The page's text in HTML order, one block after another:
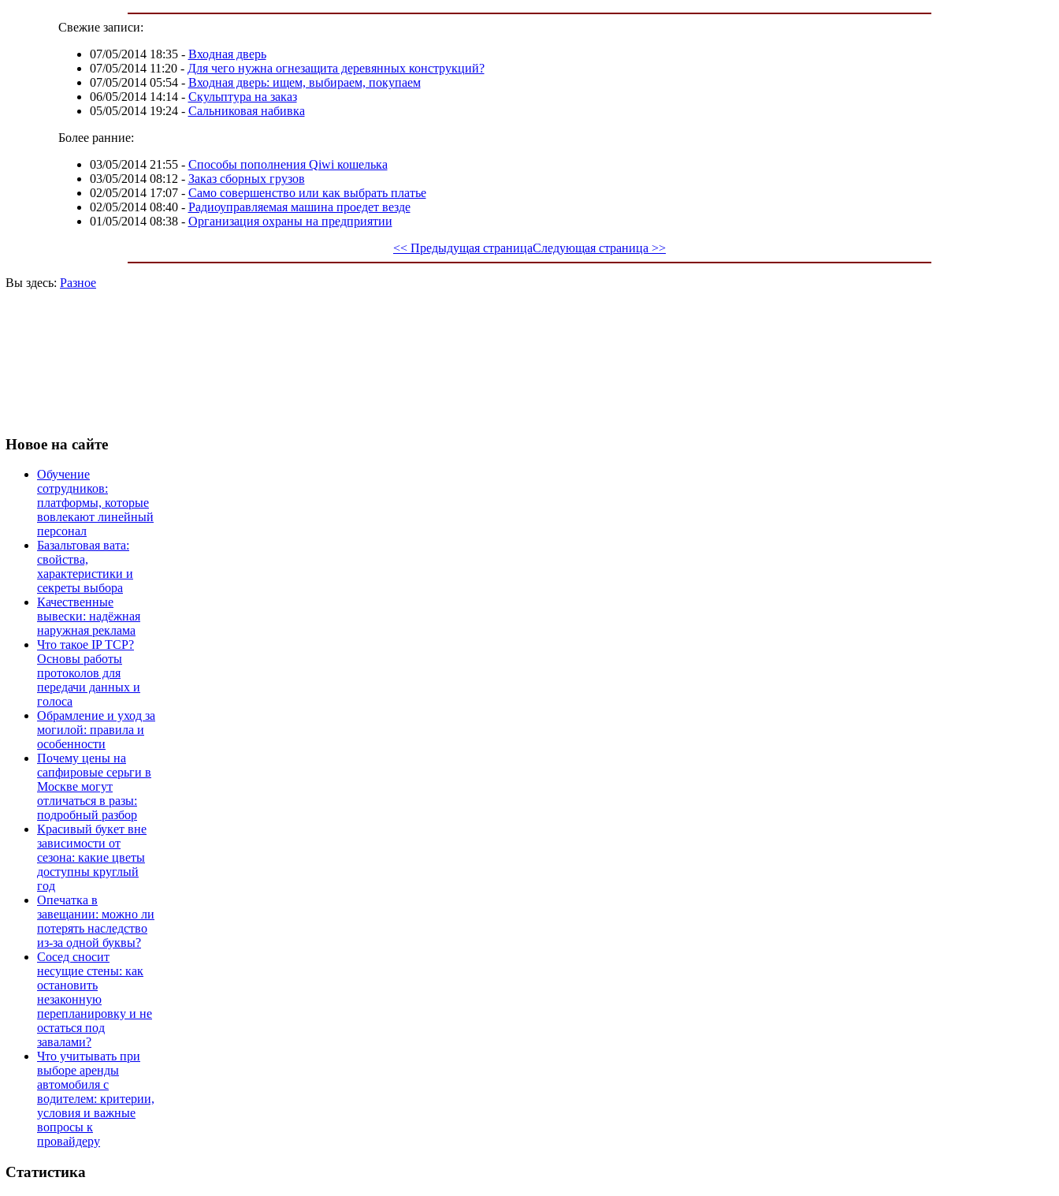
Свежие записи:
07/05/2014 18:35- Входная дверь
07/05/2014 11:20- Для чего нужна огнезащита деревянных конструкций?
07/05/2014 05:54- Входная дверь: ищем, выбираем, покупаем
06/05/2014 14:14- Скульптура на заказ
05/05/2014 19:24- Сальниковая набивка
Более ранние:
03/05/2014 21:55- Способы пополнения Qiwi кошелька
03/05/2014 08:12 - Заказ сборных грузов
02/05/2014 17:07- Само совершенство или как выбрать платье
02/05/2014 08:40- Радиоуправляемая машина проедет везде
01/05/2014 08:38- Организация охраны на предприятии
<< Предыдущая страницаСледующая страница >>
Вы здесь: Разное
Новое на сайте
Обучение
сотрудников:
платформы, которые
вовлекают линейный
персонал
Базальтовая вата:
свойства,
характеристики и
секреты выбора
Качественные
вывески: надёжная
наружная реклама
Что такое IP TCP?
Основы работы
протоколов для
передачи данных и
голоса
Обрамление и уход за
могилой: правила и
особенности
Почему цены на
сапфировые серьги в
Москве могут
отличаться в разы:
подробный разбор
Красивый букет вне
зависимости от
сезона: какие цветы
доступны круглый
год
Опечатка в
завещании: можно ли
потерять наследство
из-за одной буквы?
Сосед сносит
несущие стены: как
остановить
незаконную
перепланировку и не
остаться под
завалами?
Что учитывать при
выборе аренды
автомобиля с
водителем: критерии,
условия и важные
вопросы к
провайдеру
Статистика